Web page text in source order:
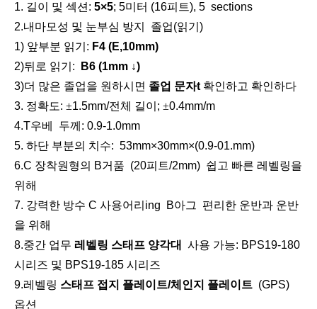
1. 길이 및 섹션: 5×5; 5미터 (16피트), 5 sections
2.내마모성 및 눈부심 방지
졸업(읽기)
1) 앞부분 읽기: F4 (E,10mm)
2)뒤로 읽기:
B6 (1mm ↓)
3)더 많은 졸업을 원하시면 졸업 문자t 확인하고 확인하다
3. 정확도: ±1.5mm/전체 길이; ±0.4mm/m
4.T우베 두께: 0.9-1.0mm
5. 하단 부분의 치수: 53mm×30mm×(0.9-01.mm)
6.C 장착원형의 B거품 (20피트/2mm) 쉽고 빠른 레벨링을
위해
7. 강력한 방수 C 사용어리 ing B아그
편리한 운반과 운반
을 위해
8.중간 업무 레벨링 스태프 양각대
사용 가능: BPS19-180
시리즈 및 BPS19-185 시리즈
9.레벨링 스태프 접지 플레이트/체인지 플레이트 (GPS)
옵션